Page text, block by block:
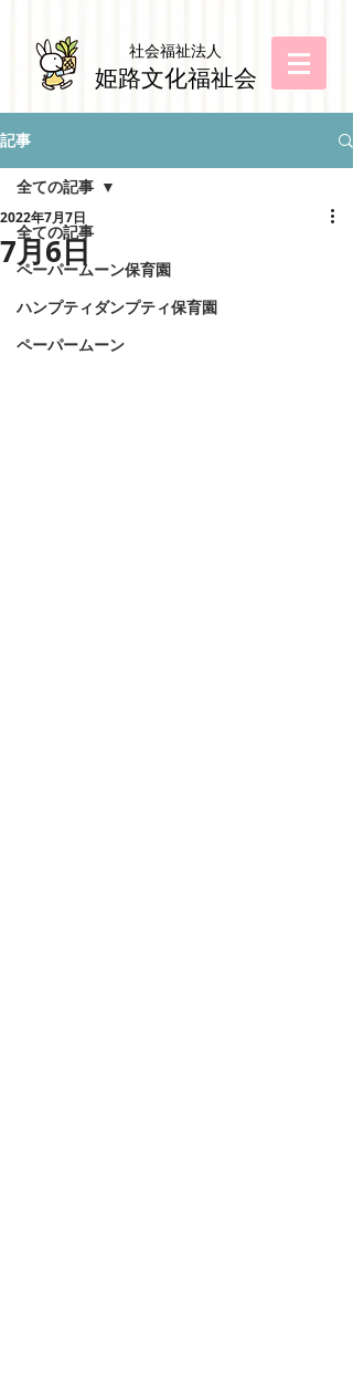
社会福祉法人
姫路文化福祉会
記事
全ての記事
ペーパームーン保育園
ハンプティダンプティ保育園
ペーパームーン
全ての記事
7月6日
2022年7月7日